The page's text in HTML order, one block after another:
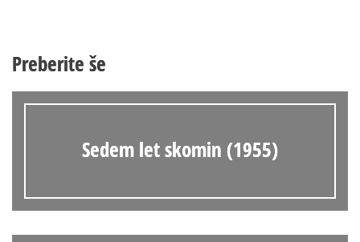
Preberite še
Sedem let skomin (1955)